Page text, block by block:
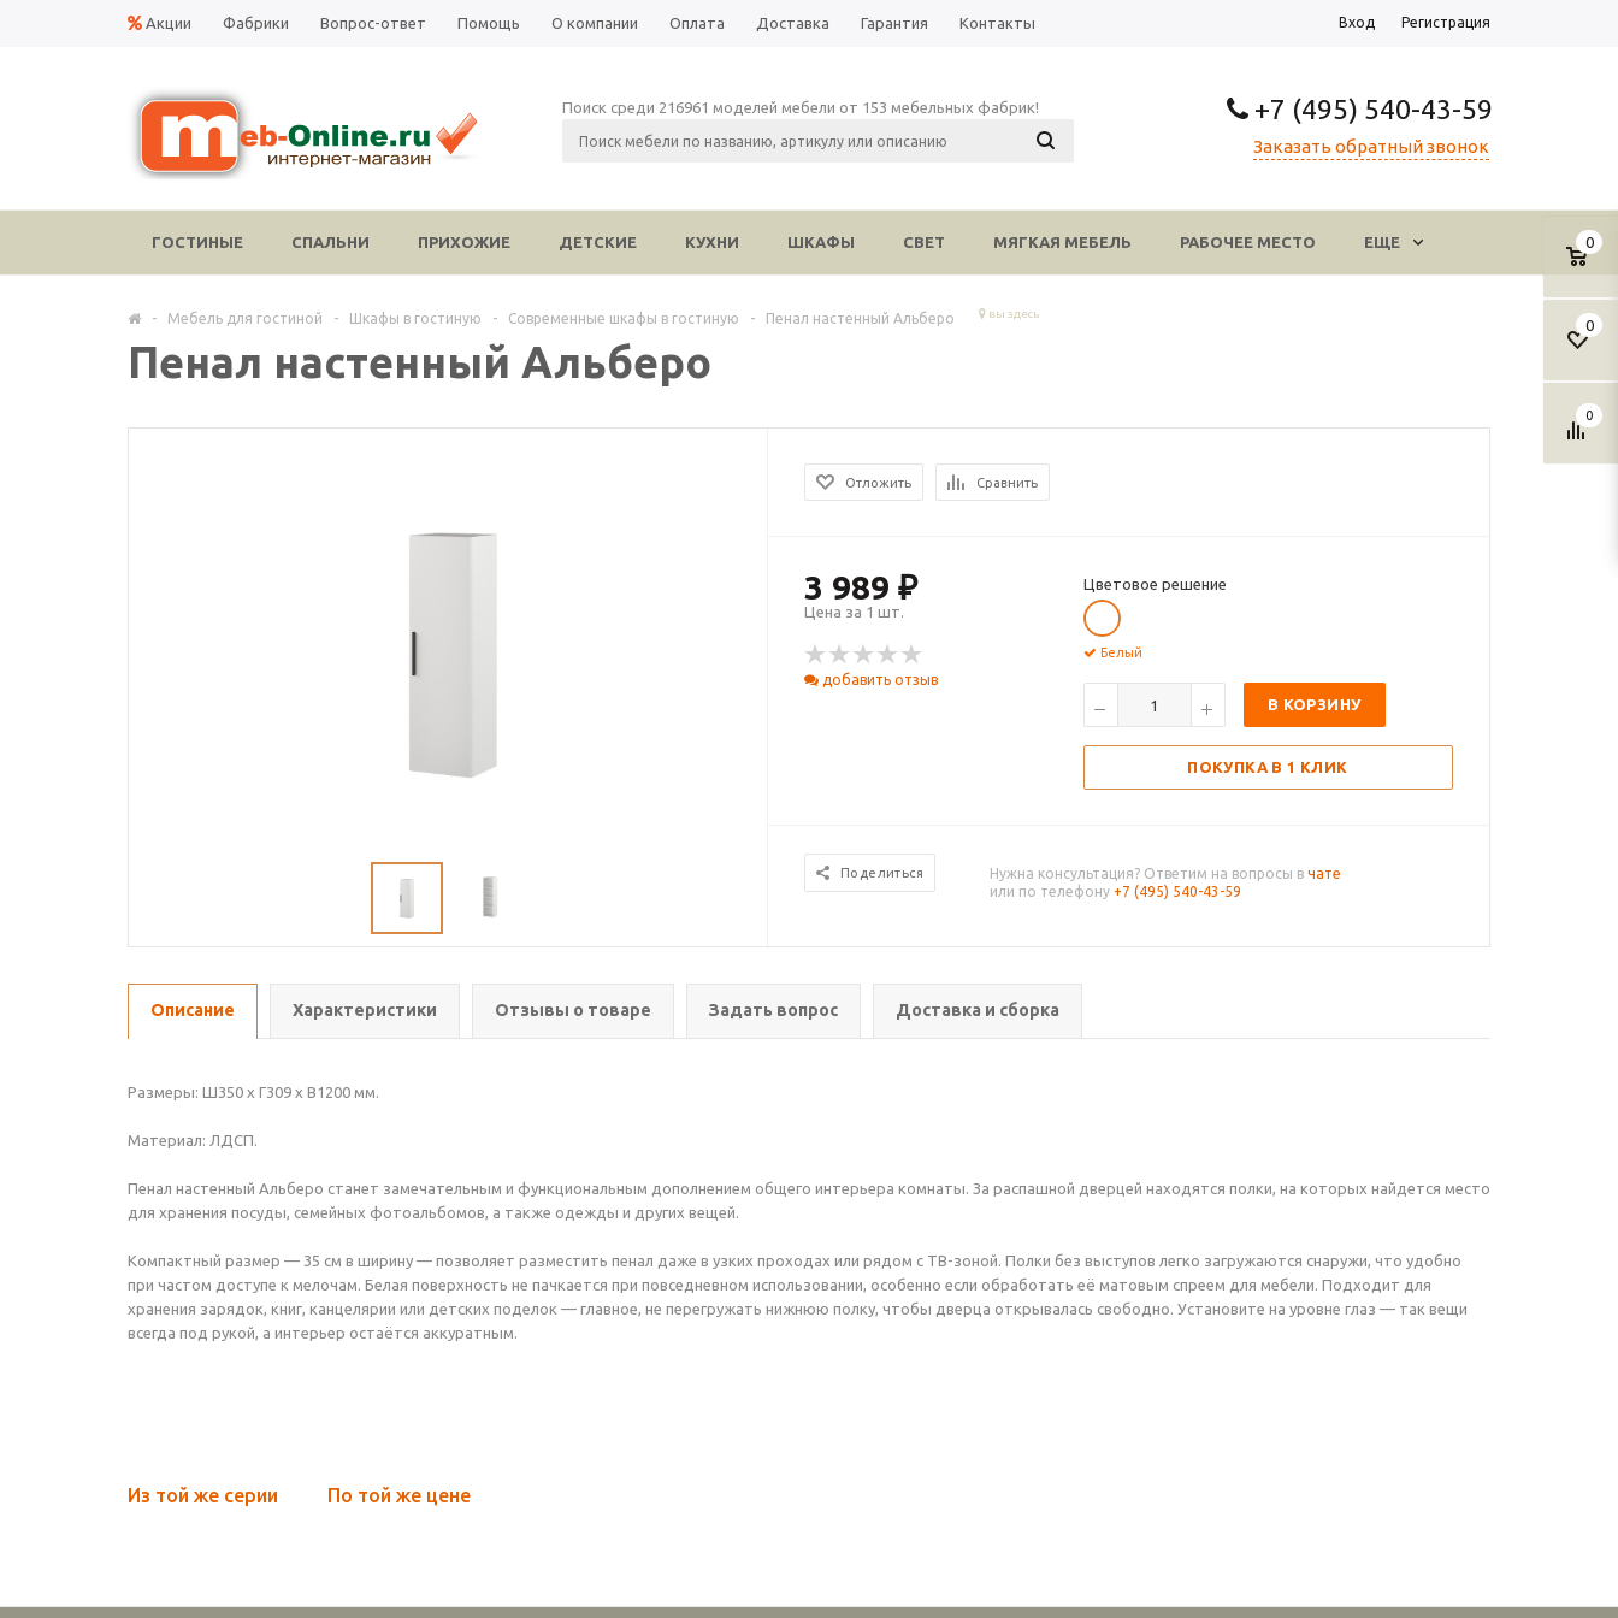
Акции Фабрики Вопрос-ответ Помощь О компании Оплата Доставка Гарантия Контакты Вход Регистрация
+7 (495) 540-43-59
Заказать обратный звонок
Поиск среди 216961 моделей мебели от 153 мебельных фабрик!
0
0
0
ГОСТИНЫЕ СПАЛЬНИ ПРИХОЖИЕ ДЕТСКИЕ КУХНИ ШКАФЫ СВЕТ МЯГКАЯ МЕБЕЛЬ РАБОЧЕЕ МЕСТО ЕЩЕ
- Мебель для гостиной - Шкафы в гостиную - Современные шкафы в гостиную - Пенал настенный Альберо вы здесь
Пенал настенный Альберо
Отложить Сравнить
3 989 ₽
Цена за 1 шт.
добавить отзыв
Цветовое решение
Белый
В КОРЗИНУ
ПОКУПКА В 1 КЛИК
Поделиться Нужна консультация? Ответим на вопросы в чате
или по телефону +7 (495) 540-43-59
Описание Характеристики Отзывы о товаре Задать вопрос Доставка и сборка
Размеры: Ш350 х Г309 х В1200 мм.
Материал: ЛДСП.
Пенал настенный Альберо станет замечательным и функциональным дополнением общего интерьера комнаты. За распашной дверцей находятся полки, на которых найдется место
для хранения посуды, семейных фотоальбомов, а также одежды и других вещей.
Компактный размер — 35 см в ширину — позволяет разместить пенал даже в узких проходах или рядом с ТВ-зоной. Полки без выступов легко загружаются снаружи, что удобно
при частом доступе к мелочам. Белая поверхность не пачкается при повседневном использовании, особенно если обработать её матовым спреем для мебели. Подходит для
хранения зарядок, книг, канцелярии или детских поделок — главное, не перегружать нижнюю полку, чтобы дверца открывалась свободно. Установите на уровне глаз — так вещи
всегда под рукой, а интерьер остаётся аккуратным.
Из той же серии По той же цене